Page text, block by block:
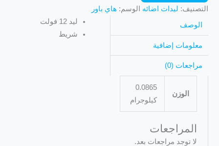
التصنيف: ليدات اضائه الوسم: هاي باور
الوصف
معلومات إضافية
مراجعات (0)
ليد 12 فولت
شريط
الوزن
0.0865
كيلوجرام
المراجعات
لا توجد مراجعات بعد.